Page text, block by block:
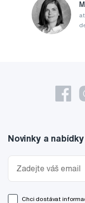
Novinky a nabídky
Chci dostávat